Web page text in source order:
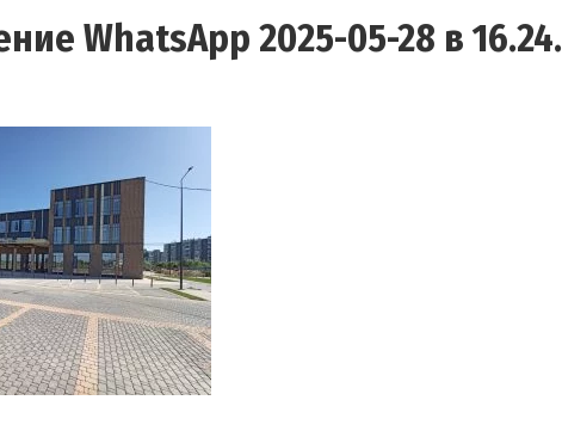
WhatsApp 2025-05-28 в